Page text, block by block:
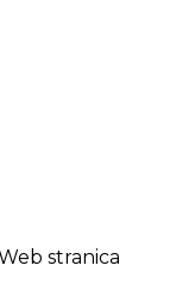
stranica